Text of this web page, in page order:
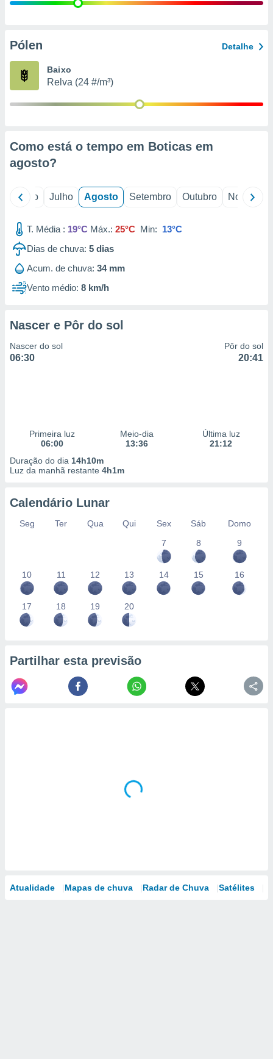
e
de
Pólen Detalhe
Baixo
Relva (24 #/m³)
Como está o tempo em Boticas em
agosto?
Junho Julho Agosto Setembro Outubro Novembro
T. Média : 19°C Máx.: 25°C Min: 13°C
Dias de chuva: 5 dias
Acum. de chuva: 34 mm
Vento médio: 8 km/h
Nascer e Pôr do sol
Nascer do sol
06:30
Pôr do sol
20:41
Primeira luz
06:00
Meio-dia
13:36
Última luz
21:12
Duração do dia 14h10m
Luz da manhã restante 4h1m
Calendário Lunar
Seg Ter Qua Qui Sex Sáb
Domo
7
8 9
10 11 12 13 14 15 16
17 18 19 20
Partilhar esta previsão
Atualidade Mapas de chuva Radar de Chuva Satélites